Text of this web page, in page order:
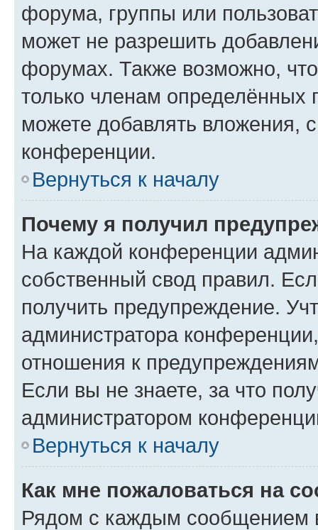
форума, группы или
может не разрешить
форумах. Также возможно,
только членам определённых
можете добавлять вложения,
конференции.
Вернуться к началу
Почему я получил
На каждой конференции
собственный свод правил.
получить предупреждение.
администратора
отношения к
Если вы не знаете, за что
администратором
Вернуться к началу
Как мне пожаловаться на
Рядом с каждым сообщением